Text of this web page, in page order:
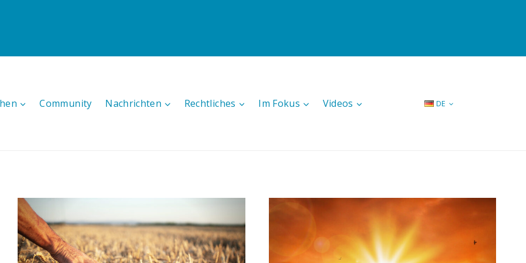
Community Nachrichten Rechtliches Im Fokus Videos DE